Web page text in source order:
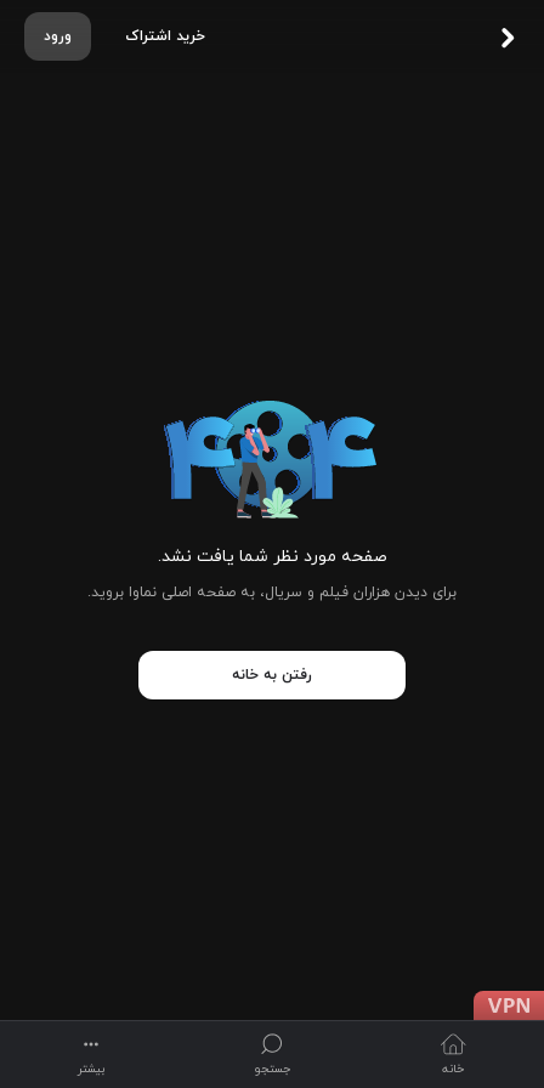
ورود خرید اشتراک
صفحه مورد نظر شما یافت نشد.
برای دیدن هزاران فیلم و سریال، به صفحه اصلی نماوا بروید.
رفتن به خانه
خانه جستجو بیشتر